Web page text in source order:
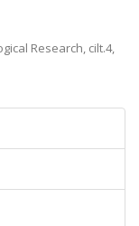
Research, cilt.4,